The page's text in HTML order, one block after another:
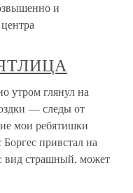
и
глянул на
— следы от
мои ребятишки
привстал на
вид страшный, может